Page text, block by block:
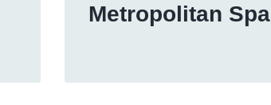
Metropolitan Spa